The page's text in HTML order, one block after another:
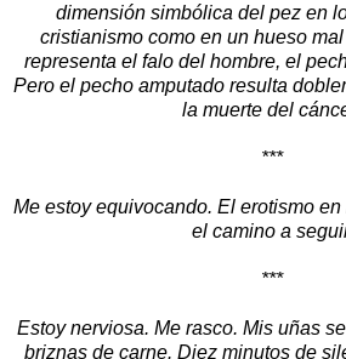
dimensión simbólica del pez en
cristianismo como en un hueso
representa el falo del hombre, el
Pero el pecho amputado resulta
la muerte del
***
Me estoy equivocando. El erotismo
el camino a
***
Estoy nerviosa. Me rasco. Mis uñas
briznas de carne. Diez minutos de